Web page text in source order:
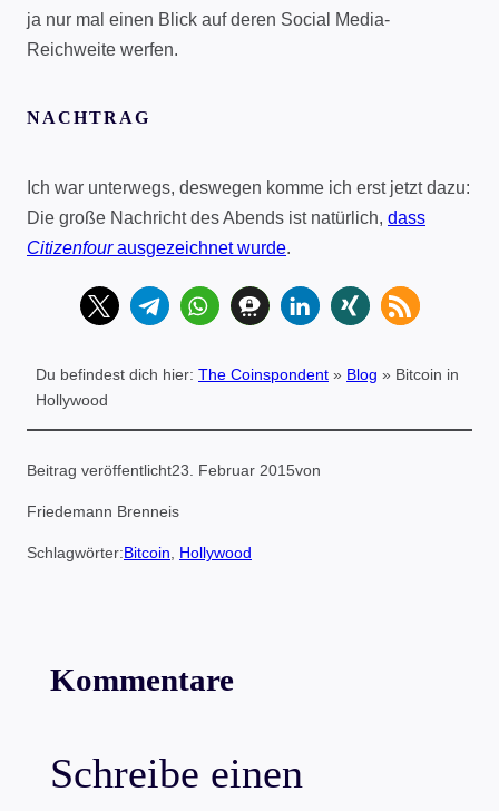
ja nur mal einen Blick auf deren Social Media-
Reichweite werfen.
NACHTRAG
Ich war unterwegs, deswegen komme ich erst jetzt dazu:
Die große Nachricht des Abends ist natürlich, dass
Citizenfourausgezeichnet wurde.
Du befindest dich hier: The Coinspondent » Blog » Bitcoin in
Hollywood
Beitrag veröffentlicht23. Februar 2015von
Friedemann Brenneis
Schlagwörter:Bitcoin, Hollywood
Kommentare
Schreibe einen